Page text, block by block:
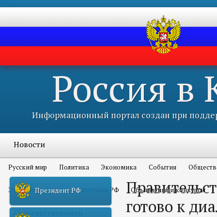
Россия в
Информационный портал создан при
Новости
Русский мир Политика Экономика События
Это интересно всем История РФ Объявления и конкурсы
Соотечественники
Президент РФ
готово к